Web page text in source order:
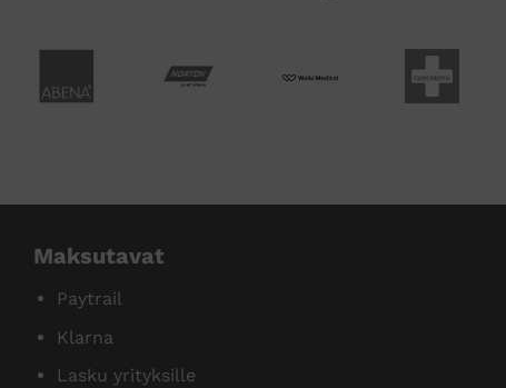
Maksutavat
Paytrail
Klarna
Lasku yrityksille